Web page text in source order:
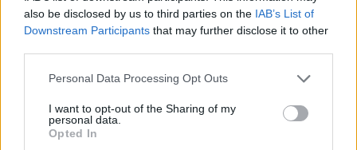
also be disclosed by us to third parties on the IAB’s List of
Downstream Participants that may further disclose it to other
Personal Data Processing Opt Outs
I want to opt-out of the Sharing of my
personal data.
Opted In